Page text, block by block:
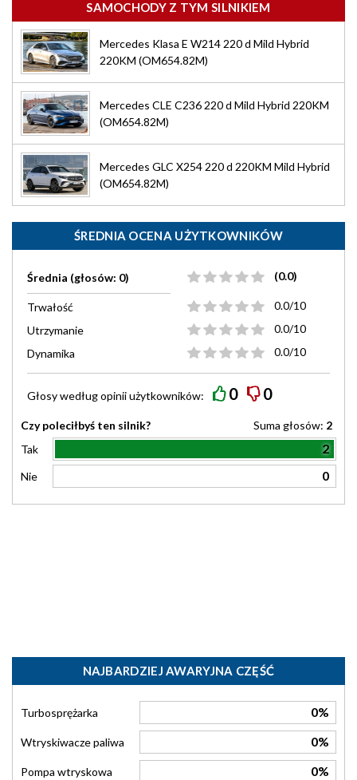
SAMOCHODY Z TYM SILNIKIEM
Mercedes Klasa E W214 220 d Mild Hybrid
220KM (OM654.82M)
Mercedes CLE C236 220 d Mild Hybrid 220KM
(OM654.82M)
Mercedes GLC X254 220 d 220KM Mild Hybrid
(OM654.82M)
ŚREDNIA OCENA UŻYTKOWNIKÓW
Średnia (głosów: 0) (0.0)
Trwałość
0.0/10
Utrzymanie
0.0/10
Dynamika
0.0/10
Głosy wedługopiniiużytkowników: 0 0
Czy poleciłbyś ten silnik? Suma głosów: 2
Tak
2
Nie 0
NAJBARDZIEJ AWARYJNA CZĘŚĆ
Turbosprężarka 0%
Wtryskiwacze paliwa 0%
Pompa wtryskowa 0%